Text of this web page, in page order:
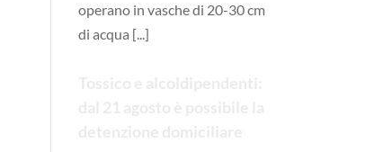
operano in vasche di 20-30 cm
di acqua [...]